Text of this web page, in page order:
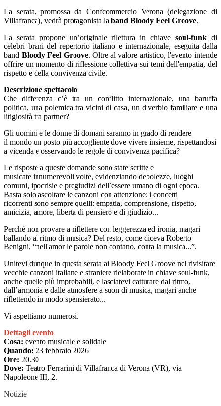
La serata, promossa da Confcommercio Verona (delegazione di
Villafranca), vedrà protagonista la band Bloody Feel Groove.
La serata propone un’originale rilettura in chiave soul-funk di
celebri brani del repertorio italiano e internazionale, eseguita dalla
band Bloody Feel Groove. Oltre al valore artistico, l'evento intende
offrire un momento di riflessione collettiva sui temi dell'empatia, del
rispetto e della convivenza civile.
Descrizione spettacolo
Che differenza c’è tra un conflitto internazionale, una baruffa
politica, una polemica tra vicini di casa, un diverbio familiare e una
litigiosità tra partner?
Gli uomini e le donne di domani saranno in grado di rendere
il mondo un posto più accogliente dove vivere insieme, rispettandosi
a vicenda e osservando le regole di convivenza pacifica?
Le risposte a queste domande sono state scritte e
musicate innumerevoli volte, evidenziando debolezze, luoghi
comuni, ipocrisie e pregiudizi dell’essere umano di ogni epoca.
Basta solo ascoltare le canzoni con attenzione; i concetti
ricorrenti sono sempre quelli: empatia, comprensione, rispetto,
amicizia, amore, libertà di pensiero e di giudizio...
Perché non provare a riflettere con leggerezza ed ironia, magari
ballando al ritmo di musica? Del resto, come diceva Roberto
Benigni, “nell'amor le parole non contano, conta la musica...”.
Unitevi dunque in questa serata ai Bloody Feel Groove nel rivisitare
vecchie canzoni italiane e straniere rielaborate in chiave soul-funk,
anche quelle più improbabili, e lasciatevi catturare dal ritmo,
dall’armonia e dalle atmosfere a suon di musica, magari anche
riflettendo in modo spensierato...
Vi aspettiamo numerosi.
Dettagli evento
Cosa: evento musicale e solidale
Quando: 23 febbraio 2026
Ore: 20.30
Dove: Teatro Ferrarini di Villafranca di Verona (VR), via
Napoleone III, 2.
Notizie